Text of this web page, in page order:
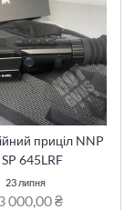
приціл NNP
645LRF
23 липня
000,00 ₴